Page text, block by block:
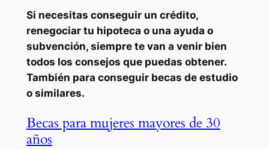
Si necesitas conseguir un crédito,
renegociar tu hipoteca o una ayuda o
subvención, siempre te van a venir bien
todos los consejos que puedas obtener.
También para conseguir becas de estudio
o similares.
Becas para mujeres mayores de 30
años